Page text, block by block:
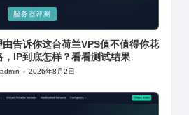
服务器评测
告诉你这台荷兰VPS值不值得你花
，IP到底怎样？看看测试结果
admin 2026年8月2日